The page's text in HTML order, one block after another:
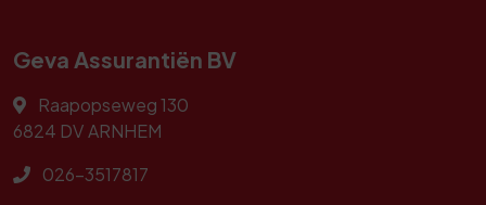
Geva Assurantiën BV
Raapopseweg 130
6824 DV ARNHEM
026-3517817